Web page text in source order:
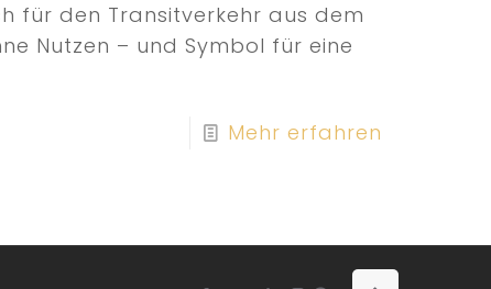
für den Transitverkehr aus dem
Nutzen – und Symbol für eine
Mehr erfahren